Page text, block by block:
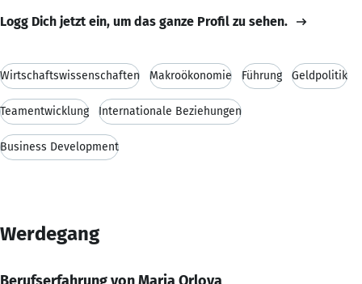
Logg Dich jetzt ein, um das ganze Profil zu sehen.
Wirtschaftswissenschaften Makroökonomie Führung Geldpolitik
Teamentwicklung Internationale Beziehungen
Business Development
Werdegang
Berufserfahrung von Maria Orlova